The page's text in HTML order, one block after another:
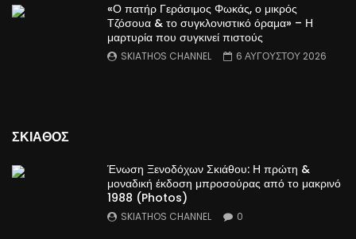
«Ο πατήρ Γεράσιμος Φωκάς, ο μικρός
Τζόσουα & το συγκλονιστικό όραμα» – Η
μαρτυρία που συγκινεί πιστούς
SKIATHOS CHANNEL 6 ΑΥΓΟΥΣΤΟΥ 2026
ΣΚΙΑΘΟΣ
Ένωση Ξενοδόχων Σκιάθου: Η πρώτη &
μοναδική έκδοση μπροσούρας από το μακρινό
1988 (Photos)
SKIATHOS CHANNEL 0